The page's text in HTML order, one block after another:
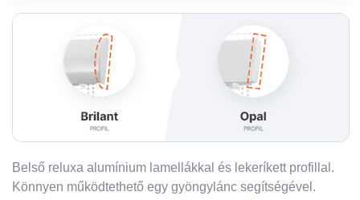
Belső reluxa alumínium lamellákkal és lekeríkett profillal.
Könnyen működtethető egy gyöngylánc segítségével.